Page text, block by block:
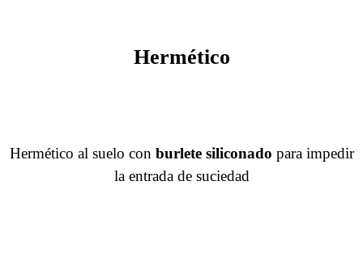
Hermético
Hermético al suelo con burlete siliconado para impedir
la entrada de suciedad